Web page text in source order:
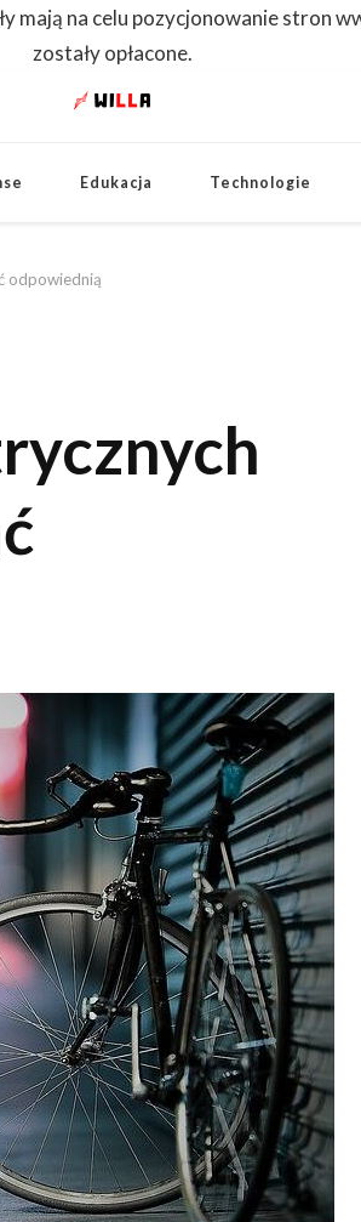
mają na celu pozycjonowanie stron
zostały opłacone.
Edukacja Technologie
odpowiednią